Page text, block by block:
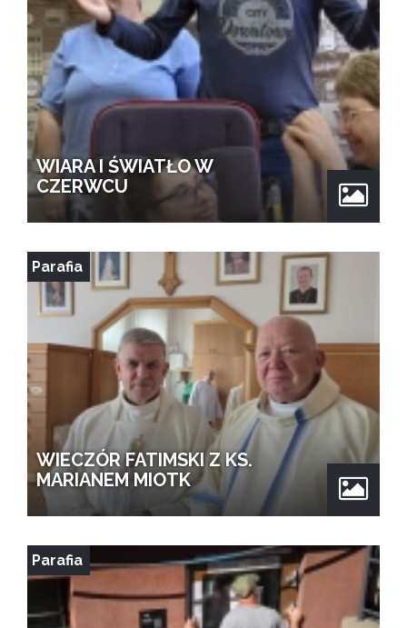
WIARA I ŚWIATŁO W
CZERWCU
WIECZÓR FATIMSKI Z KS.
MARIANEM MIOTK
Parafia
Parafia